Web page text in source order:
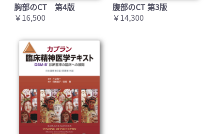
胸部のCT 第4版
￥16,500
腹部のCT 第3版
￥14,300